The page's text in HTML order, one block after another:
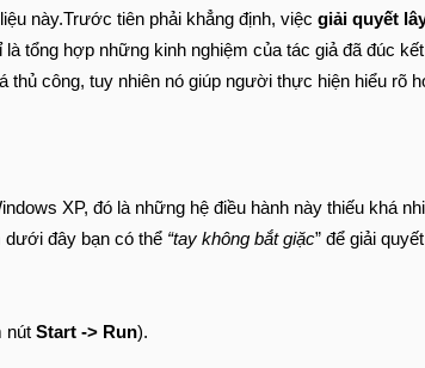
này.Trước tiên phải khẳng định, việc giải quyết
tổng hợp những kinh nghiệm của tác giả đã đúc
công, tuy nhiên nó giúp người thực hiện hiểu rõ
XP, đó là những hệ điều hành này thiếu khá
dưới đây bạn có thể “tay không bắt giặc” để giải
nút Start -> Run).